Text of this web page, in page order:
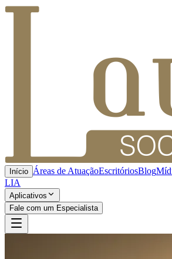
Início Áreas de AtuaçãoEscritóriosBlog
LIA
Aplicativos
Fale com um Especialista